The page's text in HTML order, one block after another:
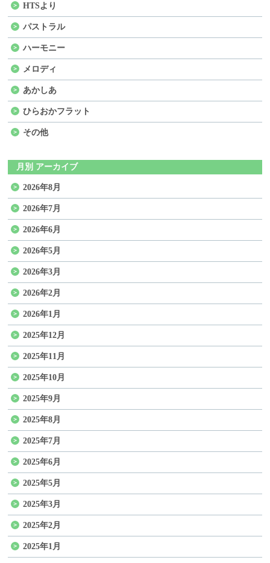
HTSより
パストラル
ハーモニー
メロディ
あかしあ
ひらおかフラット
その他
月別 アーカイブ
2026年8月
2026年7月
2026年6月
2026年5月
2026年3月
2026年2月
2026年1月
2025年12月
2025年11月
2025年10月
2025年9月
2025年8月
2025年7月
2025年6月
2025年5月
2025年3月
2025年2月
2025年1月